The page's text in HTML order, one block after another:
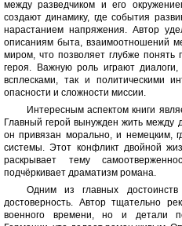
между разведчиком и его
создают динамику, где события
нарастанием напряжения. Автор
описаниям быта, взаимоотношений
миром, что позволяет глубже понять
героя. Важную роль играют
всплесками, так и политическими
опасности и сложности миссии.
Интересным аспектом книги
Главный герой вынужден жить между
он привязан морально, и немецким,
системы. Этот конфликт двойной
раскрывает тему
подчёркивает драматизм романа.
Одним из главных достоинств
достоверность. Автор тщательно
военного времени, но и детали